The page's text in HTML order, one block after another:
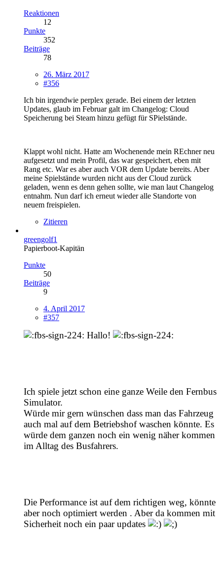
Reaktionen
12
Punkte
352
Beiträge
78
26. März 2017
#356
Ich bin irgendwie perplex gerade. Bei einem der letzten
Updates, glaub im Februar galt im Changelog: Cloud
Speicherung bei Steam hinzu gefügt für SPielstände.
Klappt wohl nicht. Hatte am Wochenende mein REchner neu
aufgesetzt und mein Profil, das war gespeichert, eben mit
Rang etc. War es aber auch VOR dem Update bereits. Aber
meine Spielstände wurden nicht aus der Cloud zurück
geladen, wenn es denn gehen sollte, wie man laut Changelog
entnahm. Nun darf ich erneut wieder alle Standorte von
neuem freispielen.
Zitieren
greengolf1
Papierboot-Kapitän
Punkte
50
Beiträge
9
4. April 2017
#357
Hallo!
Ich spiele jetzt schon eine ganze Weile den Fernbus
Simulator.
Würde mir gern wünschen dass man das Fahrzeug
auch mal auf dem Betriebshof waschen könnte. Es
würde dem ganzen noch ein wenig näher kommen
im Alltag des Busfahrers.
Die Performance ist auf dem richtigen weg, könnte
aber noch optimiert werden . Aber da kommen mit
Sicherheit noch ein paar updates